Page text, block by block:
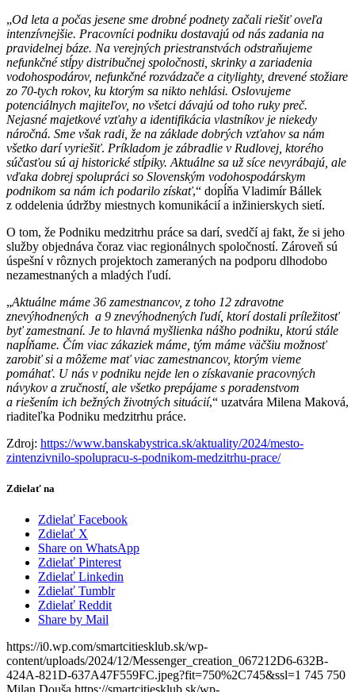
„Od leta a počas jesene sme drobné podnety začali riešiť oveľa
intenzívnejšie. Pracovníci podniku dostavajú od nás zadania na
pravidelnej báze. Na verejných priestranstvách odstraňujeme
nefunkčné stĺpy distribučnej spoločnosti, skrinky a zariadenia
vodohospodárov, nefunkčné rozvádzače a citylighty, drevené stožiare
zo 70-tych rokov, ku ktorým sa nikto nehlási. Oslovujeme
potenciálnych majiteľov, no všetci dávajú od toho ruky preč.
Nejasné majetkové vzťahy a identifikácia vlastníkov je niekedy
náročná. Sme však radi, že na základe dobrých vzťahov sa nám
všetko darí vyriešiť. Príkladom je zábradlie v Rudlovej, ktorého
súčasťou sú aj historické stĺpiky. Aktuálne sa už síce nevyrábajú, ale
vďaka dobrej spolupráci so Slovenským vodohospodárskym
podnikom sa nám ich podarilo získať,“ dopĺňa Vladimír Bállek
z oddelenia údržby miestnych komunikácií a inžinierskych sietí.
O tom, že Podniku medzitrhu práce sa darí, svedčí aj fakt, že si jeho
služby objednáva čoraz viac regionálnych spoločností. Zároveň sú
úspešní v rôznych projektoch zameraných na podporu dlhodobo
nezamestnaných a mladých ľudí.
„Aktuálne máme 36 zamestnancov, z toho 12 zdravotne
znevýhodnených a 9 znevýhodnených ľudí, ktorí dostali príležitosť
byť zamestnaní. Je to hlavná myšlienka nášho podniku, ktorú stále
napĺňame. Čím viac zákaziek máme, tým máme väčšiu možnosť
zarobiť si a môžeme mať viac zamestnancov, ktorým vieme
pomáhať. U nás v podniku nejde len o získavanie pracovných
návykov a zručností, ale všetko prepájame s poradenstvom
a riešením ich bežných životných situácií,“ uzatvára Milena Maková,
riaditeľka Podniku medzitrhu práce.
Zdroj: https://www.banskabystrica.sk/aktuality/2024/mesto-
zintenzivnilo-spolupracu-s-podnikom-medzitrhu-prace/
Zdielať na
Zdielať Facebook
Zdielať X
Share on WhatsApp
Zdielať Pinterest
Zdielať Linkedin
Zdielať Tumblr
Zdielať Reddit
Share by Mail
https://i0.wp.com/smartcitiesklub.sk/wp-
content/uploads/2024/12/Messenger_creation_067212D6-632B-
424A-821D-637A47F559FC.jpeg?fit=750%2C745&ssl=1 745 750